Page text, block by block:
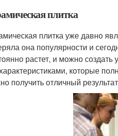
плитка
плитка уже давно
она популярности и
растет, и можно
которые
получить отличный